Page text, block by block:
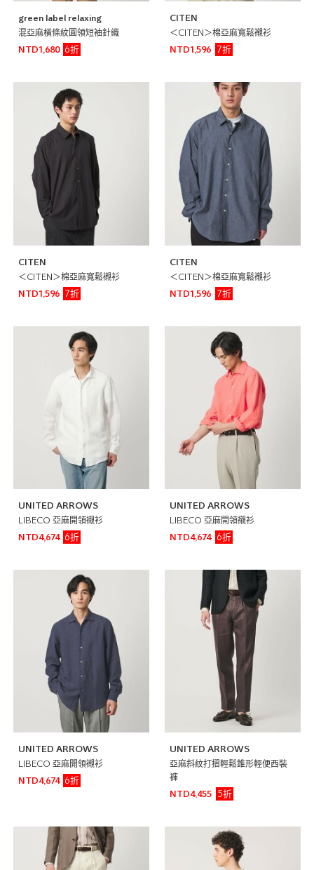
green label relaxing
混亞麻橫條紋圓領短袖針織
NTD1,680
6折
CITEN
＜CITEN＞棉亞麻寬鬆襯衫
NTD1,596
7折
CITEN
＜CITEN＞棉亞麻寬鬆襯衫
NTD1,596
7折
CITEN
＜CITEN＞棉亞麻寬鬆襯衫
NTD1,596
7折
UNITED ARROWS
LIBECO 亞麻開領襯衫
NTD4,674
6折
UNITED ARROWS
LIBECO 亞麻開領襯衫
NTD4,674
6折
UNITED ARROWS
LIBECO 亞麻開領襯衫
NTD4,674
6折
UNITED ARROWS
亞麻斜紋打摺輕鬆錐形輕便西裝
褲
NTD4,455
5折